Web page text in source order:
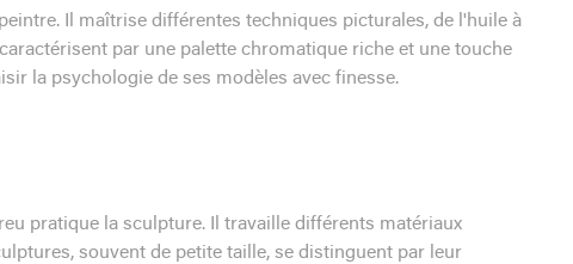
Il maîtrise différentes techniques picturales, de l'huile à
par une palette chromatique riche et une touche
la psychologie de ses modèles avec finesse.
pratique la sculpture. Il travaille différents matériaux
souvent de petite taille, se distinguent par leur